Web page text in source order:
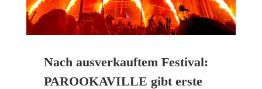
Nach ausverkauftem Festival:
PAROOKAVILLE gibt erste